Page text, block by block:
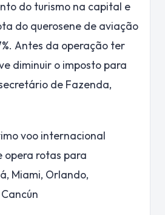
do turismo na capital e
do querosene de aviação
Antes da operação ter
diminuir o imposto para
de Fazenda,
voo internacional
opera rotas para
Miami, Orlando,